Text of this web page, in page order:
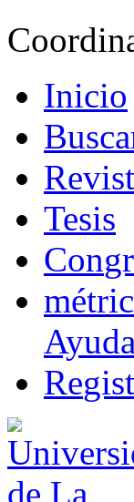
Inicio
B
R
Tesis
Con
m
Ayuda
Re